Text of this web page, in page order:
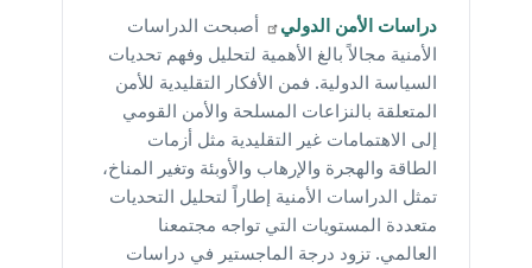
دراسات الأمنالدولي
أصبحت الدراسات
الأمنية مجالاً بالغ الأهمية لتحليل وفهم تحديات
السياسة الدولية. فمن الأفكار التقليدية للأمن
المتعلقة بالنزاعات المسلحة والأمن القومي
إلى الاهتمامات غير التقليدية مثل أزمات
الطاقة والهجرة والإرهاب والأوبئة وتغير المناخ،
تمثل الدراسات الأمنية إطاراً لتحليل التحديات
متعددة المستويات التي تواجه مجتمعنا
العالمي. تزود درجة الماجستير في دراسات